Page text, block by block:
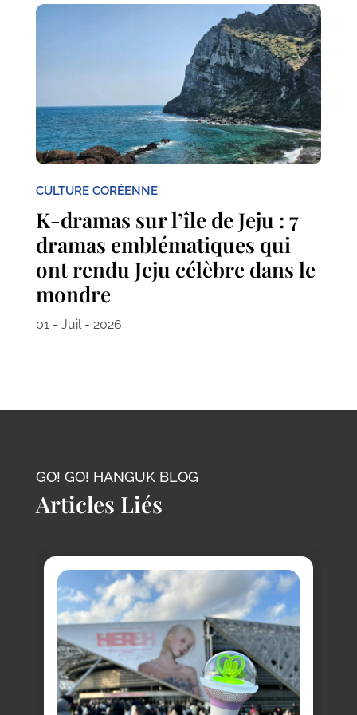
CULTURE CORÉENNE
K-dramas sur l’île de Jeju : 7
dramas emblématiques qui
ont rendu Jeju célèbre dans le
mondre
01 - Juil - 2026
GO! GO! HANGUK BLOG
Articles Liés